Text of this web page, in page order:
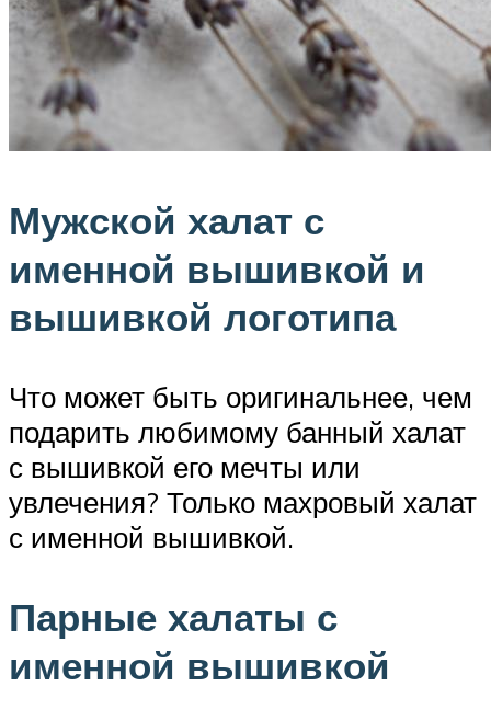
Мужской халат с
именной вышивкой и
вышивкой логотипа
Что может быть оригинальнее, чем
подарить любимому банный халат
с вышивкой его мечты или
увлечения? Только махровый халат
с именной вышивкой.
Парные халаты с
именной вышивкой